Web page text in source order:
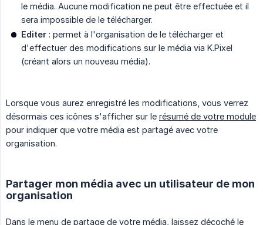
le média. Aucune modification ne peut être effectuée et il
sera impossible de le télécharger.
Editer : permet à l'organisation de le télécharger et
d'effectuer des modifications sur le média via K.Pixel
(créant alors un nouveau média).
Lorsque vous aurez enregistré les modifications, vous verrez
désormais ces icônes s'afficher sur le résumé de votre module
pour indiquer que votre média est partagé avec votre
organisation.
Partager mon média avec un utilisateur de mon
organisation
Dans le menu de partage de votre média, laissez décoché le